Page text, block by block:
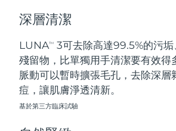
深層清潔
LUNATM
3可去除高達99.5%的污
殘留物，比單獨用手清潔要有效
脈動可以暫時擴張毛孔，去除深層
痘，讓肌膚淨透清新。
基於第三方臨床試驗
關於我們
黎巴嫩 預計
立陶宛